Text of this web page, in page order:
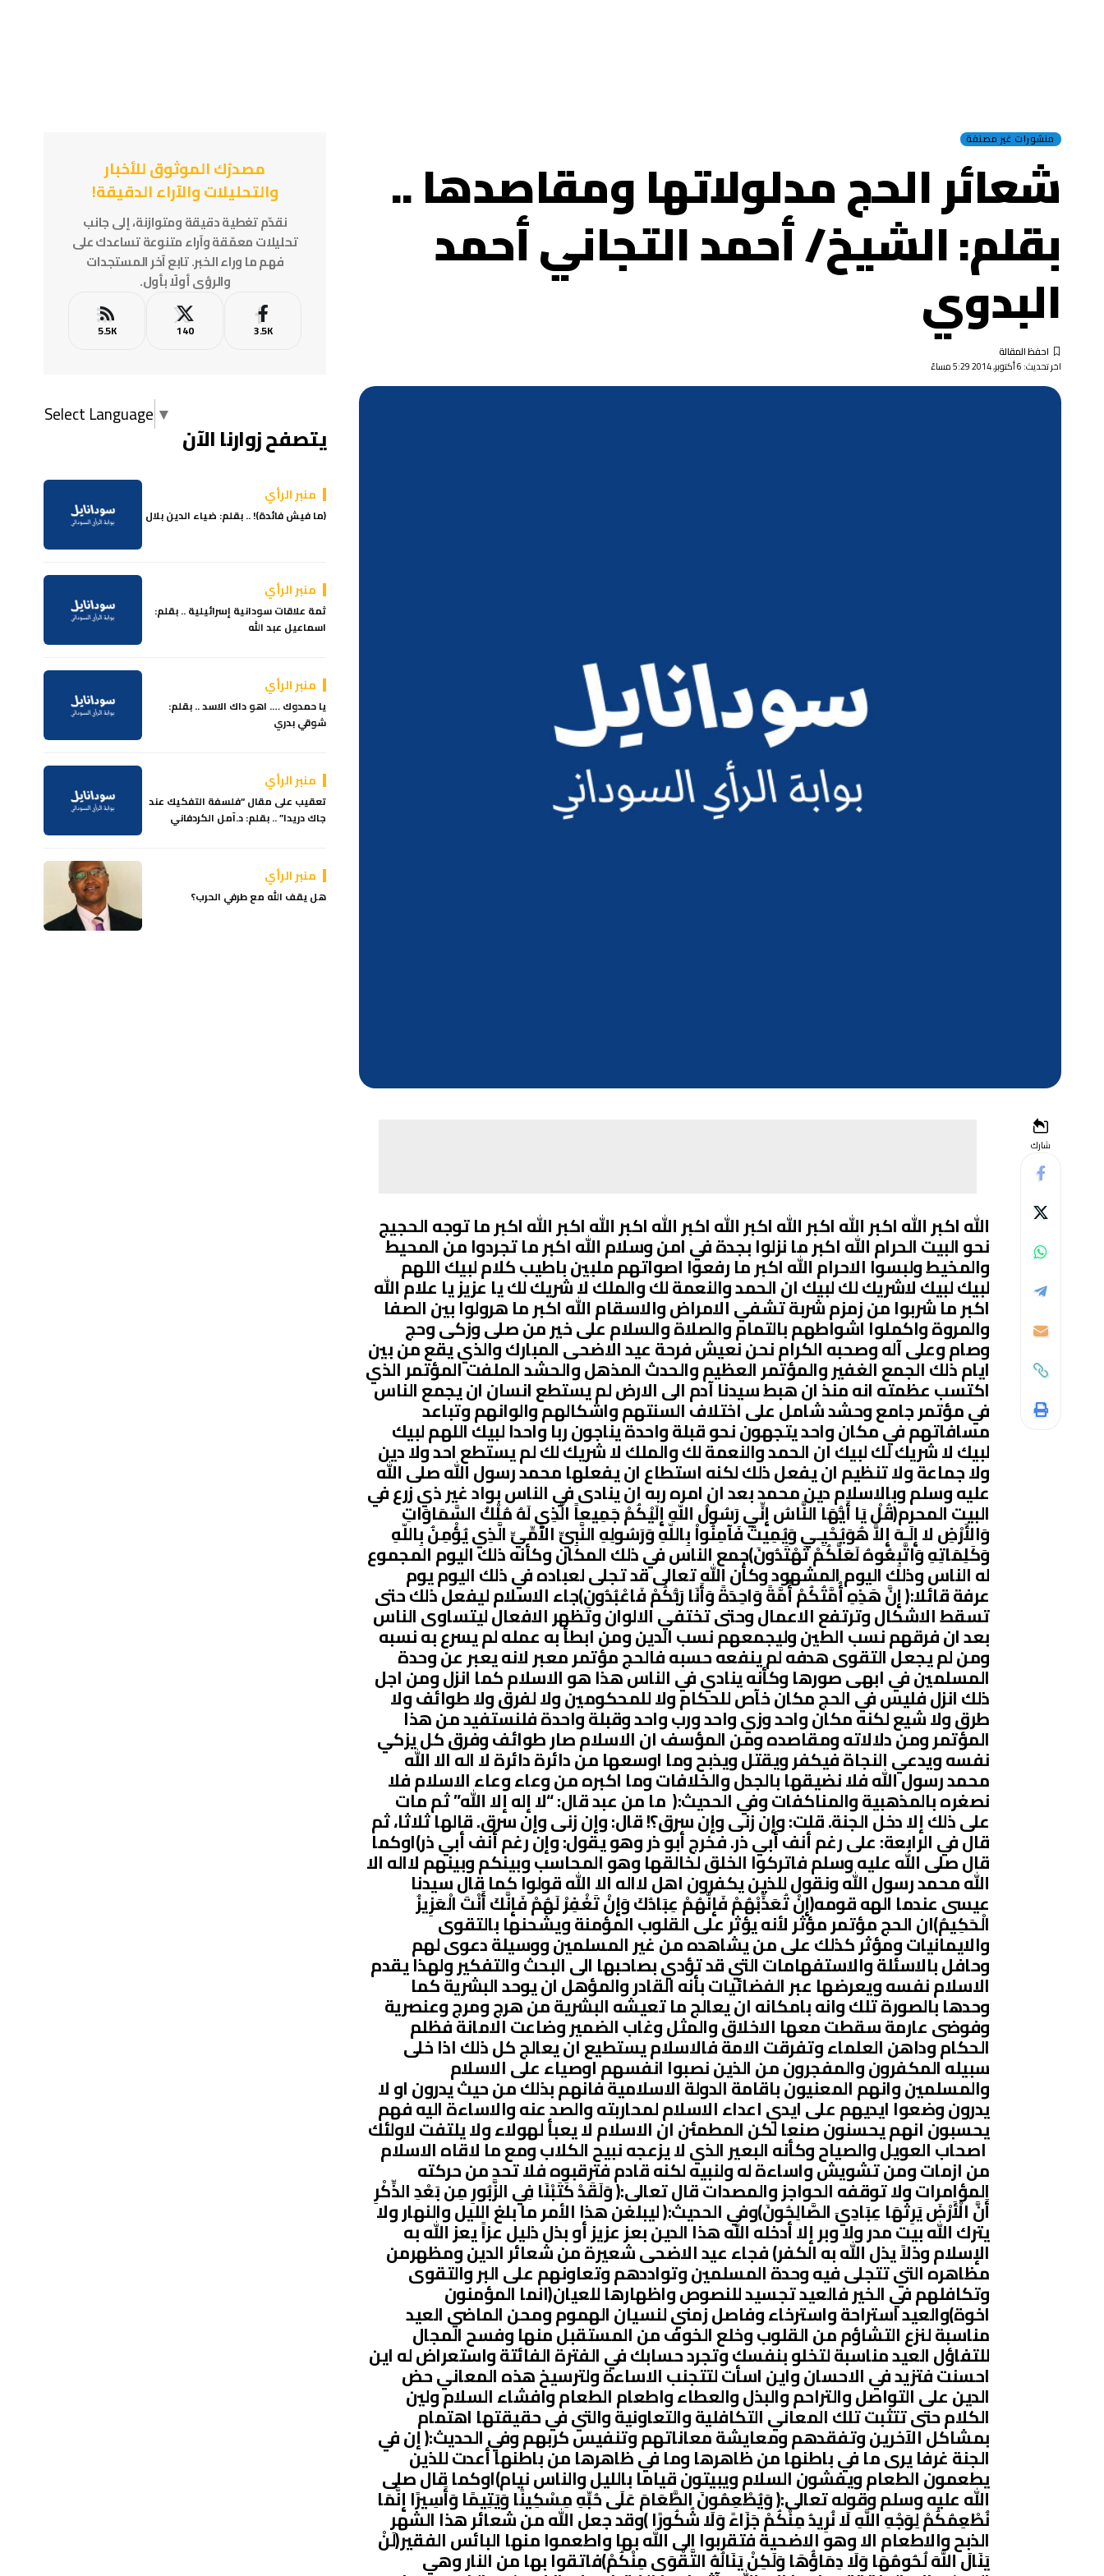
منشورات غير مصنفة
شعائر الحج مدلولاتها ومقاصدها ..
بقلم: الشيخ/ أحمد التجاني أحمد
البدوي
اخر تحديث: 6 أكتوبر, 2014 5:29 مساءً
شارك
الله اكبر الله اكبر الله اكبر الله اكبر الله اكبر الله اكبر الله اكبر الله اكبر ما توجه الحجيج
نحو البيت الحرام الله اكبر ما نزلوا بجدة في امن وسلام الله اكبر ما تجردوا من المحيط
والمخيط ولبسوا الاحرام الله اكبر ما رفعوا اصواتهم ملبين باطيب كلام لبيك اللهم
لبيك لبيك لاشريك لك لبيك ان الحمد والنعمة لك والملك لا شريك لك يا عزيز يا علام الله
اكبر ما شربوا من زمزم شربة تشفي الامراض والاسقام الله اكبر ما هرولوا بين الصفا
والمروة واكملوا اشواطهم بالتمام والصلاة والسلام على خير من صلى وزكى وحج
وصام وعلى آله وصحبه الكرام نحن نعيش فرحة عيد الاضحى المبارك والذي يقع من بين
ايام ذلك الجمع الغفير والمؤتمر العظيم والحدث المذهل والحشد الملفت المؤتمر الذي
اكتسب عظمته انه منذ ان هبط سيدنا آدم الى الارض لم يستطع انسان ان يجمع الناس
في مؤتمر جامع وحشد شامل على اختلاف السنتهم واشكالهم والوانهم وتباعد
مسافاتهم في مكان واحد يتجهون نحو قبلة واحدة يناجون ربا واحدا لبيك اللهم لبيك
لبيك لا شريك لك لبيك ان الحمد والنعمة لك والملك لا شريك لك لم يستطع احد ولا دين
ولا جماعة ولا تنظيم ان يفعل ذلك لكنه استطاع ان يفعلها محمد رسول الله صلى الله
عليه وسلم وبالاسلام دين محمد بعد ان امره ربه ان ينادى في الناس بواد غير ذي زرع في
البيت المحرم(قُلْ يَا أَيُّهَا النَّاسُ إِنِّي رَسُولُ اللّهِ إِلَيْكُمْ جَمِيعاً الَّذِي لَهُ مُلْكُ السَّمَاوَاتِ
وَالأَرْضِ لا إِلَـهَ إِلاَّ هُوَيُحْيِـي وَيُمِيتُ فَآمِنُواْ بِاللّهِ وَرَسُولِهِ النَّبِيِّ الأُمِّيِّ الَّذِي يُؤْمِنُ بِاللّهِ
وَكَلِمَاتِهِ وَاتَّبِعُوهُ لَعَلَّكُمْ تَهْتَدُونَ)جمع الناس في ذلك المكان وكأنه ذلك اليوم المجموع
له الناس وذلك اليوم المشهود وكأن الله تعالى قد تجلى لعباده في ذلك اليوم يوم
عرفة قائلا:( إِنَّ هَذِهِ أُمَّتُكُمْ أُمَّةً وَاحِدَةً وَأَنَا رَبُّكُمْ فَاعْبُدُونِ)جاء الاسلام ليفعل ذلك حتى
تسقط الاشكال وترتفع الاعمال وحتى تختفي الالوان وتظهر الافعال ليتساوى الناس
بعد ان فرقهم نسب الطين وليجمعهم نسب الدين ومن ابطأ به عمله لم يسرع به نسبه
ومن لم يجعل التقوى هدفه لم ينفعه حسبه فالحج مؤتمر معبر لانه يعبر عن وحدة
المسلمين في ابهى صورها وكأنه ينادي في الناس هذا هو الاسلام كما انزل ومن اجل
ذلك انزل فليس في الحج مكان خآص للحكام ولا للمحكومين ولا لفرق ولا طوائف ولا
طرق ولا شيع لكنه مكان واحد وزي واحد ورب واحد وقبلة واحدة فلنستفيد من هذا
المؤتمر ومن دلالاته ومقاصده ومن المؤسف ان الاسلام صار طوائف وفرق كل يزكي
نفسه ويدعي النجاة فيكفر ويقتل ويذبح وما اوسعها من دائرة دائرة لا اله الا الله
محمد رسول الله فلا نضيقها بالجدل والخلافات وما اكبره من وعاء وعاء الاسلام فلا
نصغره بالمذهبية والمناكفات وفي الحديث:( ما من عبد قال: “لا إله إلا الله” ثم مات
على ذلك إلا دخل الجنة. قلت: وإن زنى وإن سرق؟! قال: وإن زنى وإن سرق. قالها ثلاثا، ثم
قال في الرابعة: على رغم أنف أبي ذر. فخرج أبو ذر وهو يقول: وإن رغم أنف أبي ذر)اوكما
قال صلى الله عليه وسلم فاتركوا الخلق لخالقها وهو المحاسب وبينكم وبينهم لااله الا
الله محمد رسول الله ونقول للذين يكفرون اهل لااله الا الله قولوا كما قال سيدنا
عيسى عندما الهه قومه(إِنْ تُعَذِّبْهُمْ فَإِنَّهُمْ عِبَادُكَ وَإِنْ تَغْفِرْ لَهُمْ فَإِنَّكَ أَنْتَ الْعَزِيزُ
الْحَكِيمُ)ان الحج مؤتمر مؤثر لأنه يؤثر على القلوب المؤمنة ويشحنها بالتقوى
والايمانيات ومؤثر كذلك على من يشاهده من غير المسلمين ووسيلة دعوى لهم
وحافل بالاسئلة والاستفهامات التي قد تؤدي بصاحبها الى البحث والتفكير ولهذا يقدم
الاسلام نفسه ويعرضها عبر الفضائيات بأنه القادر والمؤهل ان يوحد البشرية كما
وحدها بالصورة تلك وانه بامكانه ان يعالج ما تعيشه البشرية من هرج ومرج وعنصرية
وفوضى عارمة سقطت معها الاخلاق والمثل وغاب الضمير وضاعت الامانة فظلم
الحكام وداهن العلماء وتفرقت الامة فالاسلام يستطيع ان يعالج كل ذلك اذا خلى
سبيله المكفرون والمفجرون من الذين نصبوا انفسهم اوصياء على الاسلام
والمسلمين وانهم المعنيون باقامة الدولة الاسلامية فانهم بذلك من حيث يدرون او لا
يدرون وضعوا ايديهم على ايدي اعداء الاسلام لمحاربته والصد عنه والاساءة اليه فهم
يحسبون انهم يحسنون صنعا لكن المطمئن ان الاسلام لا يعبأ لهولاء ولا يلتفت لاولئك
اصحاب العويل والصياح وكأنه البعير الذي لا يزعجه نبيح الكلاب ومع ما لاقاه الاسلام
من ازمات ومن تشويش واساءة له ولنبيه لكنه قادم فترقبوه فلا تحد من حركته
المؤامرات ولا توقفه الحواجز والمصدات قال تعالى:( وَلَقَدْ كَتَبْنَا فِي الزَّبُورِ مِن بَعْدِ الذِّكْرِ
أَنَّ الْأَرْضَ يَرِثُهَا عِبَادِيَ الصَّالِحُونَ)وفي الحديث:( ليبلغن هذا الأمر ما بلغ الليل والنهار ولا
يترك الله بيت مدر ولا وبر إلا أدخله الله هذا الدين بعز عزيز أو بذل ذليل عزاً يعز الله به
الإسلام وذلاً يذل الله به الكفر) فجاء عيد الاضحى شعيرة من شعائر الدين ومظهرمن
مظاهره التي تتجلى فيه وحدة المسلمين وتواددهم وتعاونهم على البر والتقوى
وتكافلهم في الخير فالعيد تجسيد للنصوص واظهارها للعيان(انما المؤمنون
اخوة)والعيد استراحة واسترخاء وفاصل زمني لنسيان الهموم ومحن الماضي العيد
مناسبة لنزع التشاؤم من القلوب وخلع الخوف من المستقبل منها وفسح المجال
للتفاؤل العيد مناسبة لتخلو بنفسك وتجرد حسابك في الفترة الفائتة واستعراض له اين
احسنت فتزيد في الاحسان واين اسأت لتتجنب الاساءة ولترسيخ هذه المعاني حض
الدين على التواصل والتراحم والبذل والعطاء واطعام الطعام وافشاء السلام ولين
الكلام حتى تتثبت تلك المعاني التكافلية والتعاونية والتي في حقيقتها اهتمام
بمشاكل الآخرين وتفقدهم ومعايشة معاناتهم وتنفيس كربهم وفي الحديث:( إن في
الجنة غرفا يرى ما في باطنها من ظاهرها وما في ظاهرها من باطنها أعدت للذين
يطعمون الطعام ويفشون السلام ويبيتون قياما بالليل والناس نيام)اوكما قال صلى
الله عليه وسلم وقوله تعالى:( وَيُطْعِمُونَ الطَّعَامَ عَلَى حُبِّهِ مِسْكِينًا وَيَتِيمًا وَأَسِيرًا إِنَّمَا
نُطْعِمُكُمْ لِوَجْهِ اللَّهِ لَا نُرِيدُ مِنْكُمْ جَزَاءً وَلَا شُكُورًا )وقد جعل الله من شعائر هذا الشهر
الذبح والاطعام الا وهو الاضحية فتقربوا الى الله بها واطعموا منها البائس الفقير(لَنْ
يَنَالَ اللَّهَ لُحُومُهَا وَلَا دِمَاؤُهَا وَلَكِنْ يَنَالُهُ التَّقْوَى مِنْكُمْ)فاتقوا بها من النار وهي
مصدرُك الموثوق للأخبار
والتحليلات والآراء الدقيقة!
نقدّم تغطية دقيقة ومتوازنة، إلى جانب
تحليلات معمّقة وآراء متنوعة تساعدك على
فهم ما وراء الخبر. تابع آخر المستجدات
والرؤى أولًا بأول.
3.5K
140
5.5K
Select Language ▼
يتصفح زوارنا الآن
منبر الرأي
(ما فيش فائدة)! .. بقلم: ضياء الدين بلال
منبر الرأي
ثمة علاقات سودانية إسرائيلية .. بقلم:
اسماعيل عبد الله
منبر الرأي
يا حمدوك …. اهو داك الاسد .. بقلم:
شوقي بدري
منبر الرأي
تعقيب على مقال “فلسفة التفكيك عند
جاك دريدا” .. بقلم: د.آمل الكردفاني
منبر الرأي
هل يقف الله مع طرفي الحرب؟